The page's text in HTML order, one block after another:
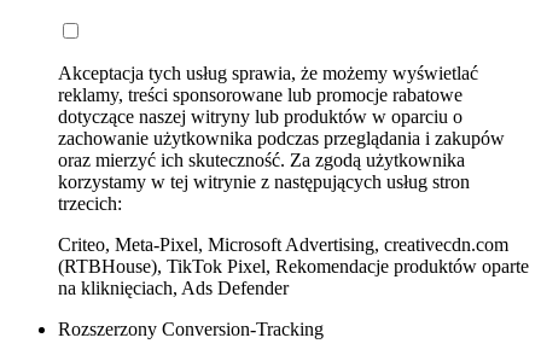
Akceptacja tych usług sprawia, że możemy wyświetlać
reklamy, treści sponsorowane lub promocje rabatowe
dotyczące naszej witryny lub produktów w oparciu o
zachowanie użytkownika podczas przeglądania i zakupów
oraz mierzyć ich skuteczność. Za zgodą użytkownika
korzystamy w tej witrynie z następujących usług stron
trzecich:
Criteo, Meta-Pixel, Microsoft Advertising, creativecdn.com
(RTBHouse), TikTok Pixel, Rekomendacje produktów oparte
na kliknięciach, Ads Defender
Rozszerzony Conversion-Tracking